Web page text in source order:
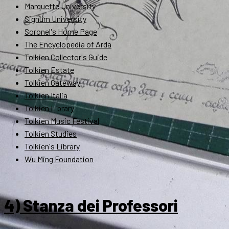
Marquette University
Signum University
Soronel's Home Page
The Encyclopedia of Arda
Tolkien Collector's Guide
Tolkien Estate
Tolkien Gateway
Tolkien Italia
Tolkien Library
Tolkien Music Festival
Tolkien Studies
Tolkien's Library
Wu Ming Foundation
4) Stanza dei Professori